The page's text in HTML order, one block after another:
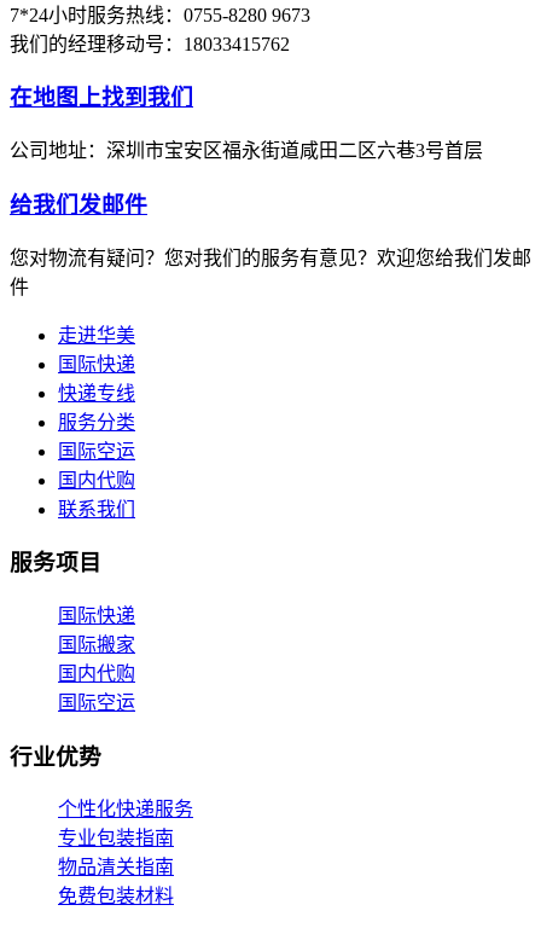
7*24小时服务热线：0755-8280 9673
我们的经理移动号：18033415762
在地图上找到我们
公司地址：深圳市宝安区福永街道咸田二区六巷3号首层
给我们发邮件
您对物流有疑问？您对我们的服务有意见？欢迎您给我们发邮
件
走进华美
国际快递
快递专线
服务分类
国际空运
国内代购
联系我们
服务项目
国际快递
国际搬家
国内代购
国际空运
行业优势
个性化快递服务
专业包装指南
物品清关指南
免费包装材料